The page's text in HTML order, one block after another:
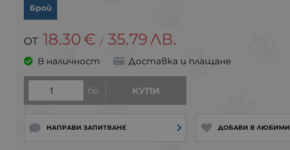
Брой
18.30€ / 35.79ЛВ.
В наличност Доставка и плащане
бр. КУПИ
НАПРАВИ ЗАПИТВАНЕ ДОБАВИ В ЛЮБИМИ